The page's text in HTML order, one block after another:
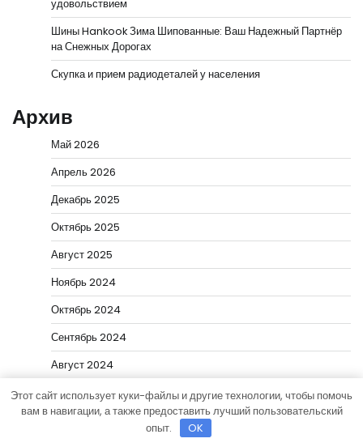
удовольствием
Шины Hankook Зима Шипованные: Ваш Надежный Партнёр
на Снежных Дорогах
Скупка и прием радиодеталей у населения
Архив
Май 2026
Апрель 2026
Декабрь 2025
Октябрь 2025
Август 2025
Ноябрь 2024
Октябрь 2024
Сентябрь 2024
Август 2024
Июль 2024
Июнь 2024
Этот сайт использует куки-файлы и другие технологии, чтобы помочь
вам в навигации, а также предоставить лучший пользовательский
опыт.
OK